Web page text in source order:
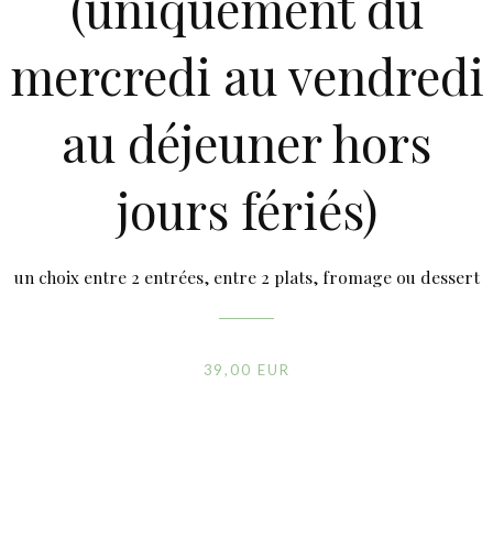
mercredi au vendredi
au déjeuner hors
jours fériés)
un choix entre 2 entrées, entre 2 plats, fromage ou dessert
39,00 EUR
Les Arômes